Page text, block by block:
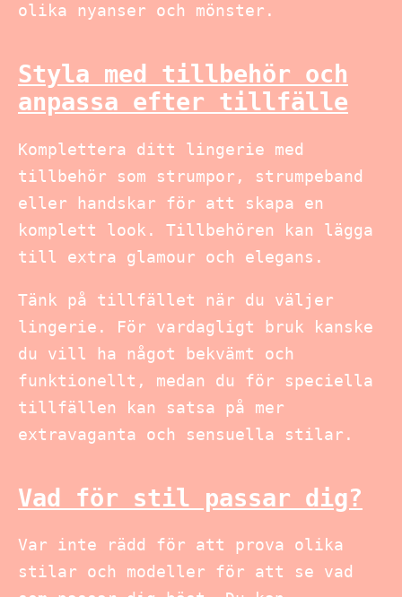
olika nyanser och mönster.
Styla med tillbehör och
anpassa efter tillfälle
Komplettera ditt lingerie med
tillbehör som strumpor, strumpeband
eller handskar för att skapa en
komplett look. Tillbehören kan lägga
till extra glamour och elegans.
Tänk på tillfället när du väljer
lingerie. För vardagligt bruk kanske
du vill ha något bekvämt och
funktionellt, medan du för speciella
tillfällen kan satsa på mer
extravaganta och sensuella stilar.
Vad för stil passar dig?
Var inte rädd för att prova olika
stilar och modeller för att se vad